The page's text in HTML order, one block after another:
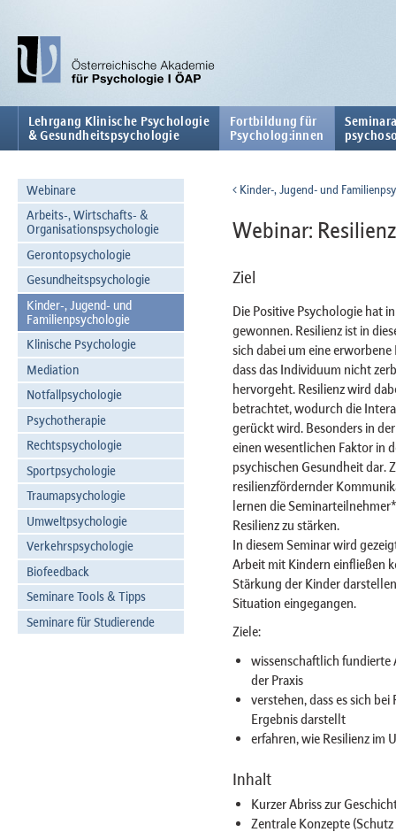
Lehrgang Klinische Psychologie
& Gesundheitspsychologie
Fortbildung für
Psycholog:innen
Webinare
Arbeits-, Wirtschafts- &
Organisationspsychologie
Gerontopsychologie
Gesundheitspsychologie
Kinder-, Jugend- und
Familienpsychologie
Klinische Psychologie
Mediation
Notfallpsychologie
Psychotherapie
Rechtspsychologie
Sportpsychologie
Traumapsychologie
Umweltpsychologie
Verkehrspsychologie
Biofeedback
Seminare Tools & Tipps
Seminare für Studierende
Kinder-, Jugend- und
Webinar:
Ziel
Die Positive Psychologie hat
gewonnen. Resilienz ist in
sich dabei um eine
dass das Individuum nicht
hervorgeht. Resilienz wird
betrachtet, wodurch die
gerückt wird. Besonders in
einen wesentlichen Faktor in
psychischen Gesundheit dar.
resilienzfördernder
lernen die
Resilienz zu stärken.
In diesem Seminar wird
Arbeit mit Kindern einfließen
Stärkung der Kinder
Situation eingegangen.
Ziele:
wissenschaftlich fundierte
der Praxis
verstehen, dass es sich
Ergebnis darstellt
erfahren, wie Resilienz im
Inhalt
Kurzer Abriss zur
Zentrale Konzepte